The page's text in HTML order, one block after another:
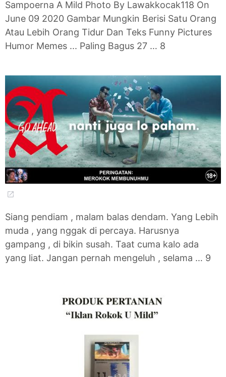
Sampoerna A Mild Photo By Lawakkocak118 On
June 09 2020 Gambar Mungkin Berisi Satu Orang
Atau Lebih Orang Tidur Dan Teks Funny Pictures
Humor Memes ... Paling Bagus 27 … 8
Siang pendiam , malam balas dendam. Yang Lebih
muda , yang nggak di percaya. Harusnya
gampang , di bikin susah. Taat cuma kalo ada
yang liat. Jangan pernah mengeluh , selama … 9